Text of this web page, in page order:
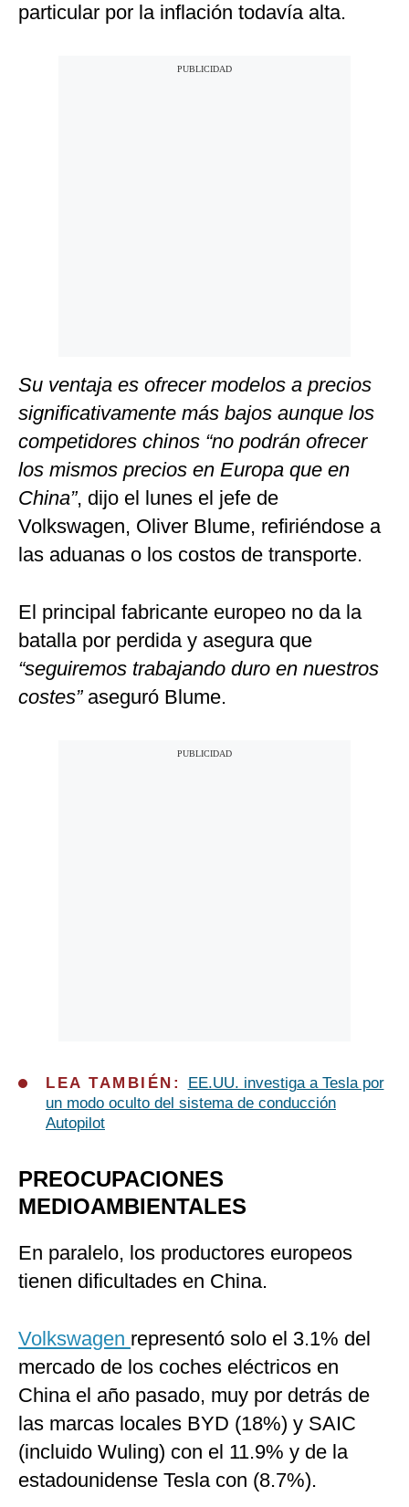
particular por la inflación todavía alta.
Su ventaja es ofrecer modelos a precios
significativamente más bajos aunque los
competidores chinos “no podrán ofrecer
los mismos precios en Europa que en
China”, dijo el lunes el jefe de
Volkswagen, Oliver Blume, refiriéndose a
las aduanas o los costos de transporte.
El principal fabricante europeo no da la
batalla por perdida y asegura que
“seguiremos trabajando duro en nuestros
costes” aseguró Blume.
LEA TAMBIÉN:
EE.UU. investiga a Tesla por
un modo oculto del sistema de conducción
Autopilot
PREOCUPACIONES
MEDIOAMBIENTALES
En paralelo, los productores europeos
tienen dificultades en China.
Volkswagen representó solo el 3.1% del
mercado de los coches eléctricos en
China el año pasado, muy por detrás de
las marcas locales BYD (18%) y SAIC
(incluido Wuling) con el 11.9% y de la
estadounidense Tesla con (8.7%).